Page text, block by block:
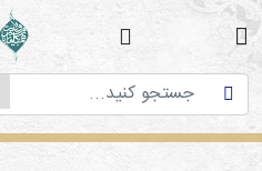
دوره
های
آموزشی